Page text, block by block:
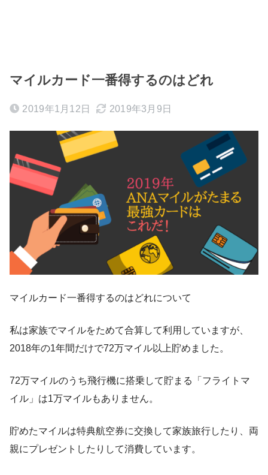
マイルカード一番得するのはどれ
2019年1月12日 2019年3月9日
マイルカード一番得するのはどれについて
私は家族でマイルをためて合算して利用していますが、
2018年の1年間だけで72万マイル以上貯めました。
72万マイルのうち飛行機に搭乗して貯まる「フライトマ
イル」は1万マイルもありません。
貯めたマイルは特典航空券に交換して家族旅行したり、両
親にプレゼントしたりして消費しています。